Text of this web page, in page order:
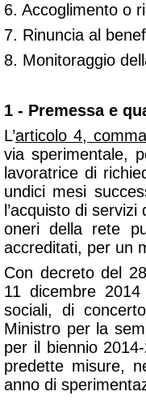
6. Accoglimento o
7. Rinuncia al
8. Monitoraggio
1 - Premessa e
L’articolo 4,
via sperimentale,
lavoratrice di
undici mesi
l’acquisto di
oneri della rete
accreditati, per un
Con decreto del
11 dicembre
sociali, di
Ministro per la
per il biennio
predette misure,
anno di